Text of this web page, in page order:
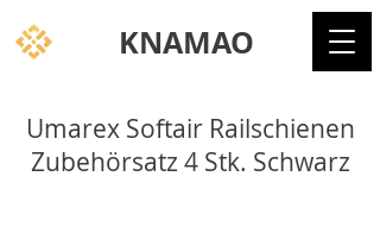
KNAMAO
Umarex Softair Railschienen
Zubehörsatz 4 Stk. Schwarz